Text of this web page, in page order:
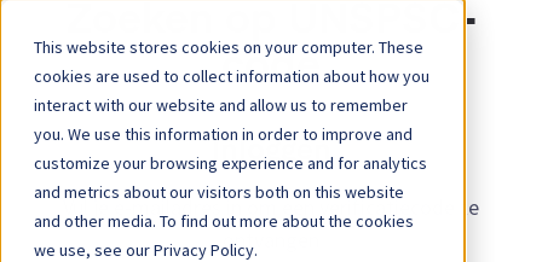
This website stores cookies on your computer. These
cookies are used to collect information about how you
interact with our website and allow us to remember
you. We use this information in order to improve and
customize your browsing experience and for analytics
and metrics about our visitors both on this website
and other media. To find out more about the cookies
we use, see our Privacy Policy.
Zoeken op UNSPSC-
code
Inloggen
Vul je e-mailadres in om een verificatiecode te
ontvangen